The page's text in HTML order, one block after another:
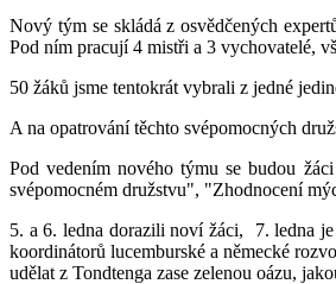
Nový tým se skládá z osvědčených
Pod ním pracují 4 mistři a 3 vychovatelé,
50 žáků jsme tentokrát vybrali z jedné
A na opatrování těchto svépomocných
Pod vedením nového týmu se budou
svépomocném družstvu", "Zhodnocení
5. a 6. ledna dorazili noví žáci, 7. ledna
koordinátorů lucemburské a německé
udělat z Tondtenga zase zelenou oázu,